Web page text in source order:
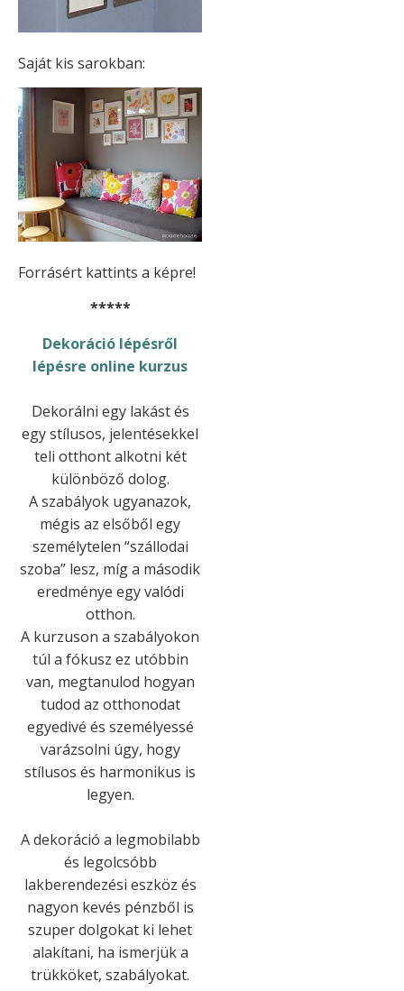
Saját kis sarokban:
Forrásért kattints a képre!
*****
Dekoráció lépésről
lépésre online kurzus
Dekorálni egy lakást és
egy stílusos, jelentésekkel
teli otthont alkotni két
különböző dolog.
A szabályok ugyanazok,
mégis az elsőből egy
személytelen “szállodai
szoba” lesz, míg a második
eredménye egy valódi
otthon.
A kurzuson a szabályokon
túl a fókusz ez utóbbin
van, megtanulod hogyan
tudod az otthonodat
egyedivé és személyessé
varázsolni úgy, hogy
stílusos és harmonikus is
legyen.
A dekoráció a legmobilabb
és legolcsóbb
lakberendezési eszköz és
nagyon kevés pénzből is
szuper dolgokat ki lehet
alakítani, ha ismerjük a
trükköket, szabályokat.